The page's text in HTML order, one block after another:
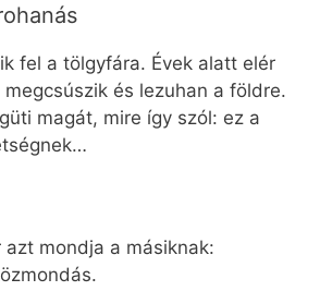
fel a tölgyfára. Évek alatt elér
és lezuhan a földre.
magát, mire így szól: ez a
mondja a másiknak: